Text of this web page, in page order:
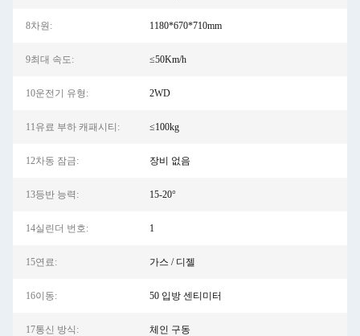
8차원: 1180*670*710mm
9최대 속도: ≤50Km/h
10운전기 유형: 2WD
11유료 부하 캐패시티: ≤100kg
12차동 잠금: 장비 없음
13등반 능력: 15-20°
14실린더 번호: 1
15연료: 가스 / 디젤
16이동: 50 입방 센티미터
17통신 방식: 체인 구동